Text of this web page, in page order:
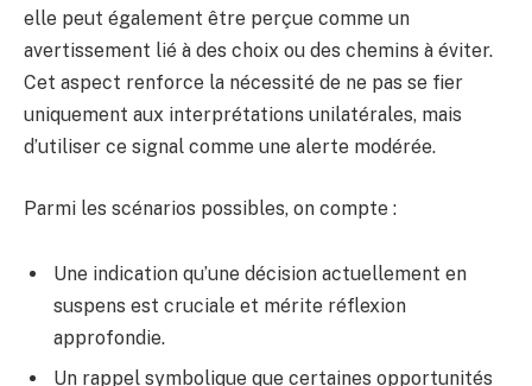
elle peut également être perçue comme un
avertissement lié à des choix ou des chemins à éviter.
Cet aspect renforce la nécessité de ne pas se fier
uniquement aux interprétations unilatérales, mais
d’utiliser ce signal comme une alerte modérée.
Parmi les scénarios possibles, on compte :
Une indication qu’une décision actuellement en
suspens est cruciale et mérite réflexion
approfondie.
Un rappel symbolique que certaines opportunités